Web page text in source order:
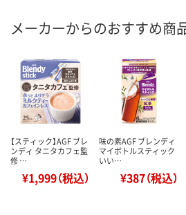
メーカーからのおすすめ商
【スティック】AGF ブレ
ンディ タニタカフェ監
修 …
¥1,999（税込）
味の素AGF ブレンディ
マイボトルスティック
いい…
¥387（税込）